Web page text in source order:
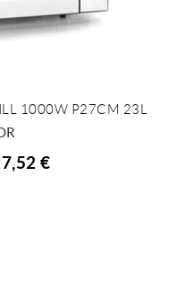
1000W P27CM 23L
€